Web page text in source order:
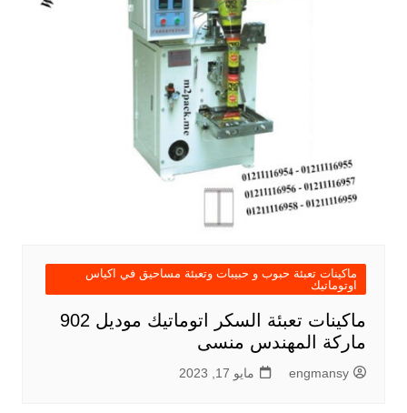
ماكينات تعبئة حبوب و حبيبات وتعبئة مساحيق في اكياس
اوتوماتيك
ماكينات تعبئة السكر اتوماتيك موديل 902
ماركة المهندس منسى
engmansy مايو 17, 2023